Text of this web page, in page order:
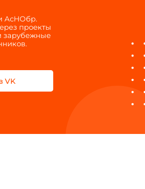
АсНОбр.
проекты
зарубежные
VK